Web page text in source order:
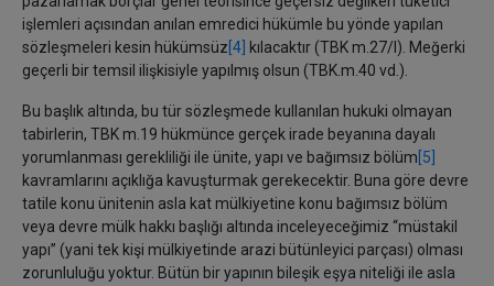
işlemleri açısından anılan emredici hükümle bu yönde yapılan
sözleşmeleri kesin hükümsüz [4] kılacaktır (TBK m.27/I). Meğerki
geçerli bir temsil ilişkisiyle yapılmış olsun (TBK.m.40 vd.).
Bu başlık altında, bu tür sözleşmede kullanılan hukuki olmayan
tabirlerin, TBK m.19 hükmünce gerçek irade beyanına dayalı
yorumlanması gerekliliği ile ünite, yapı ve bağımsız bölüm [5]
kavramlarını açıklığa kavuşturmak gerekecektir. Buna göre devre
tatile konu ünitenin asla kat mülkiyetine konu bağımsız bölüm
veya devre mülk hakkı başlığı altında inceleyeceğimiz ‘‘müstakil
yapı’’ (yani tek kişi mülkiyetinde arazi bütünleyici parçası) olması
zorunluluğu yoktur. Bütün bir yapının bileşik eşya niteliği ile asla